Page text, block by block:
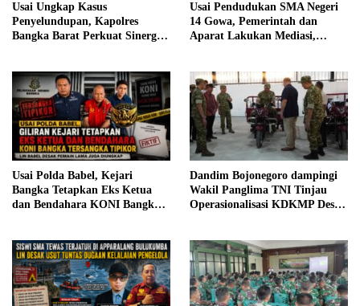
Usai Ungkap Kasus
Penyelundupan, Kapolres
Bangka Barat Perkuat Sinergi
Usai Pendudukan SMA Negeri
14 Gowa, Pemerintah dan
Aparat Lakukan Mediasi,
Usai Polda Babel, Kejari
Bangka Tetapkan Eks Ketua
dan Bendahara KONI Bangka
Diungkap
Dandim Bojonegoro dampingi
Wakil Panglima TNI Tinjau
Operasionalisasi KDKMP Desa